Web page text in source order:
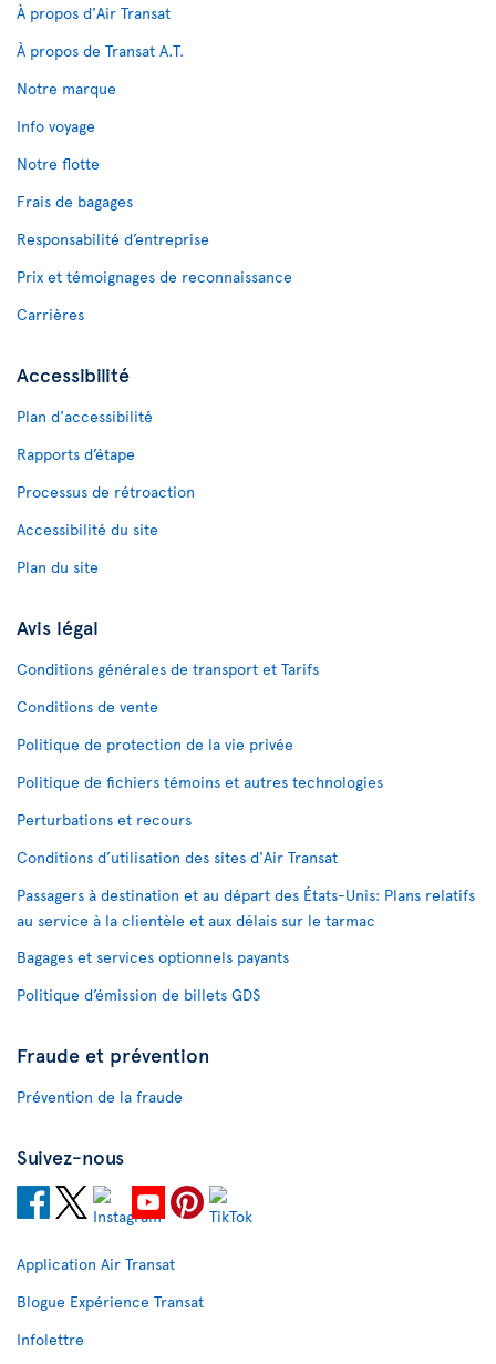
À propos d'Air Transat
À propos de Transat A.T.
Notre marque
Info voyage
Notre flotte
Frais de bagages
Responsabilité d’entreprise
Prix et témoignages de reconnaissance
Carrières
Accessibilité
Plan d'accessibilité
Rapports d’étape
Processus de rétroaction
Accessibilité du site
Plan du site
Avis légal
Conditions générales de transport et Tarifs
Conditions de vente
Politique de protection de la vie privée
Politique de fichiers témoins et autres technologies
Perturbations et recours
Conditions d’utilisation des sites d'Air Transat
Passagers à destination et au départ des États-Unis: Plans relatifs
au service à la clientèle et aux délais sur le tarmac
Bagages et services optionnels payants
Politique d’émission de billets GDS
Fraude et prévention
Prévention de la fraude
Suivez-nous
Application Air Transat
Blogue Expérience Transat
Infolettre